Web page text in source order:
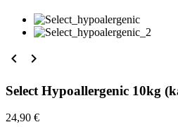
 
Select Hypoallergenic 10kg
24,90 €